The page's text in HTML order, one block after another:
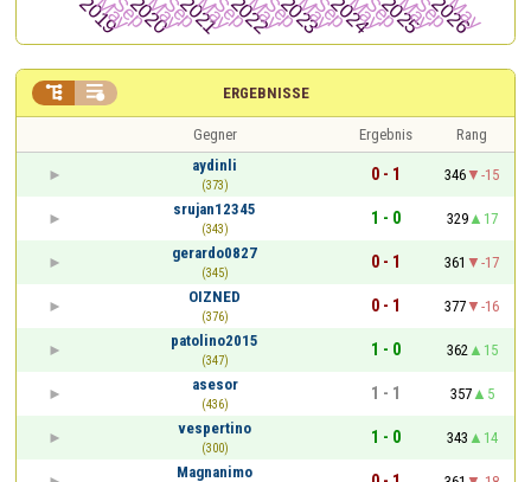
ERGEBNISSE
 
Gegner Ergebnis
Rang
aydinli
(373)
0 - 1 346
-15
srujan12345
(343)
1 - 0 329
17
gerardo0827
(345)
0 - 1 361
-17
OIZNED
(376)
0 - 1 377
-16
patolino2015
(347)
1 - 0 362
15
asesor
(436)
1 - 1 357
5
vespertino
(300)
1 - 0 343
14
Magnanimo